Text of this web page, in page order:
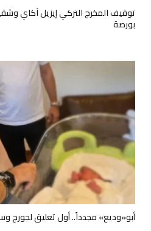
توقيف المخرج التركي إيزيل آكاي
بورصة
أبو«وديع» مجدداً.. أول تعليق لجورج